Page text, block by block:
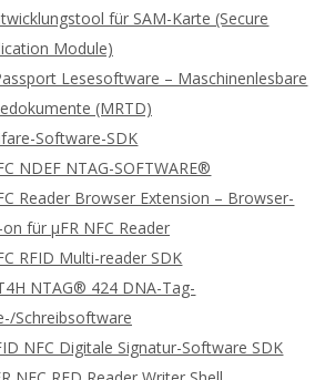
für SAM-Karte (Secure
Module)
Lesesoftware – Maschinenlesbare
(MRTD)
Software-SDK
NDEF NTAG-SOFTWARE®
Reader Browser Extension – Browser-
für μFR NFC Reader
RFID Multi-reader SDK
NTAG® 424 DNA-Tag-
Schreibsoftware
NFC Digitale Signatur-Software SDK